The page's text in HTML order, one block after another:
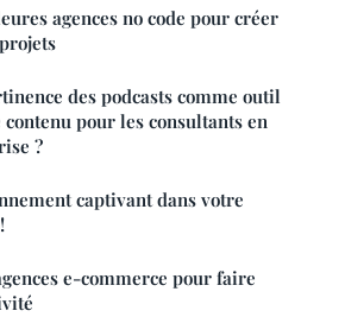
agences no code pour créer
des podcasts comme outil
pour les consultants en
?
captivant dans votre
e-commerce pour faire